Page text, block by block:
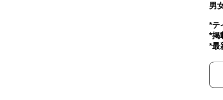
男
*テ
*掲
*最